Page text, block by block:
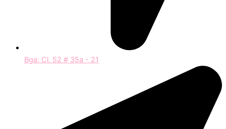
Bga: Cl. 52 # 35a - 21